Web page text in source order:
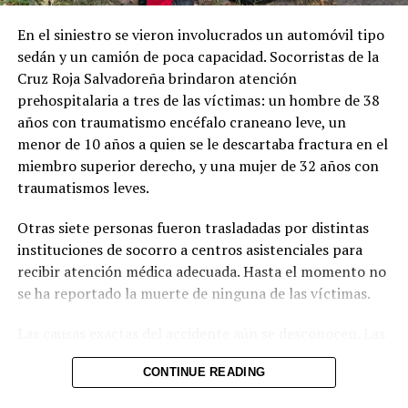
En el siniestro se vieron involucrados un automóvil tipo
sedán y un camión de poca capacidad. Socorristas de la
Cruz Roja Salvadoreña brindaron atención
prehospitalaria a tres de las víctimas: un hombre de 38
años con traumatismo encéfalo craneano leve, un
menor de 10 años a quien se le descartaba fractura en el
miembro superior derecho, y una mujer de 32 años con
traumatismos leves.
Otras siete personas fueron trasladadas por distintas
instituciones de socorro a centros asistenciales para
recibir atención médica adecuada. Hasta el momento no
se ha reportado la muerte de ninguna de las víctimas.
autoridades de tránsito se encuentran en el lugar
realizando las investigaciones correspondientes para
CONTINUE READING